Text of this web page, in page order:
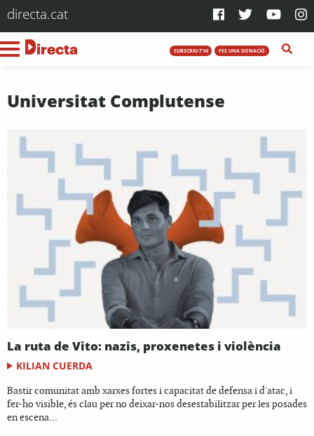
directa.cat
SUBSCRIU-T'HI FES UNA DONACIÓ
Universitat Complutense
La ruta de Vito: nazis, proxenetes i violència
KILIAN CUERDA
Bastir comunitat amb xarxes fortes i capacitat de defensa i d'atac, i
fer-ho visible, és clau per no deixar-nos desestabilitzar per les posades
en escena...